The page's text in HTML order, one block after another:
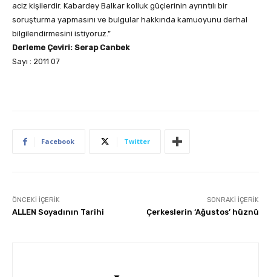
aciz kişilerdir. Kabardey Balkar kolluk güçlerinin ayrıntılı bir
soruşturma yapmasını ve bulgular hakkında kamuoyunu derhal
bilgilendirmesini istiyoruz.”
Derleme Çeviri: Serap Canbek
Sayı : 2011 07
Facebook Twitter
ÖNCEKI İÇERIK
ALLEN Soyadının Tarihi
SONRAKI İÇERIK
Çerkeslerin ‘Ağustos’ hüznü